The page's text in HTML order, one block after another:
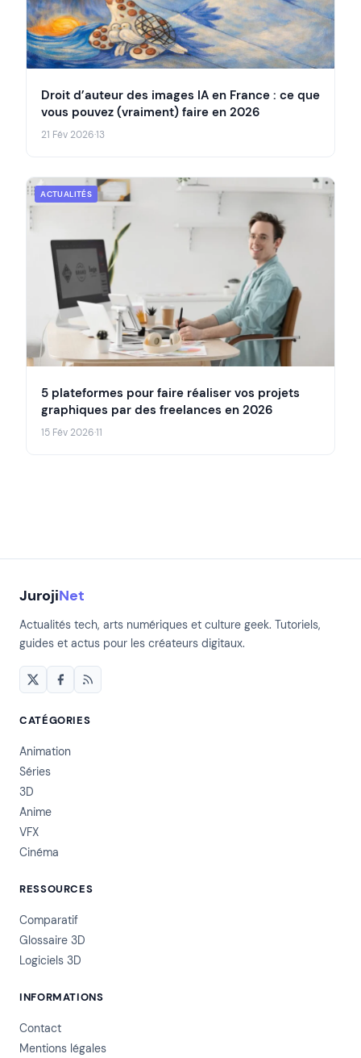
Droit d’auteur des images IA en France : ce que
vous pouvez (vraiment) faire en 2026
21 Fév 2026·13
ACTUALITÉS
5 plateformes pour faire réaliser vos projets
graphiques par des freelances en 2026
15 Fév 2026·11
JurojiNet
Actualités tech, arts numériques et culture geek. Tutoriels,
guides et actus pour les créateurs digitaux.
CATÉGORIES
Animation
Séries
3D
Anime
VFX
Cinéma
RESSOURCES
Comparatif
Glossaire 3D
Logiciels 3D
INFORMATIONS
Contact
Mentions légales